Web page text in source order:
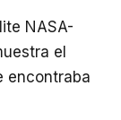
NASA-
el
encontraba